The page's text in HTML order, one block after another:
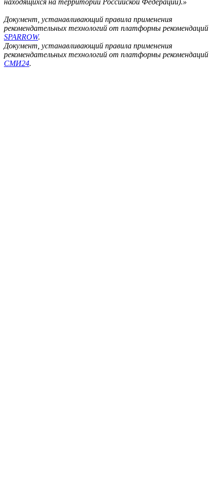
находящихся на территории Российской Федерации).»
Документ, устанавливающий правила применения
рекомендательных технологий от платформы рекомендаций
SPARROW.
Документ, устанавливающий правила применения
рекомендательных технологий от платформы рекомендаций
СМИ24.